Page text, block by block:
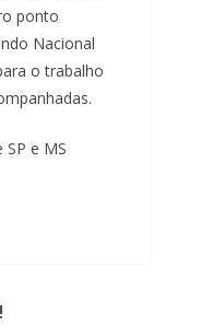
ponto
Nacional
o trabalho
e MS